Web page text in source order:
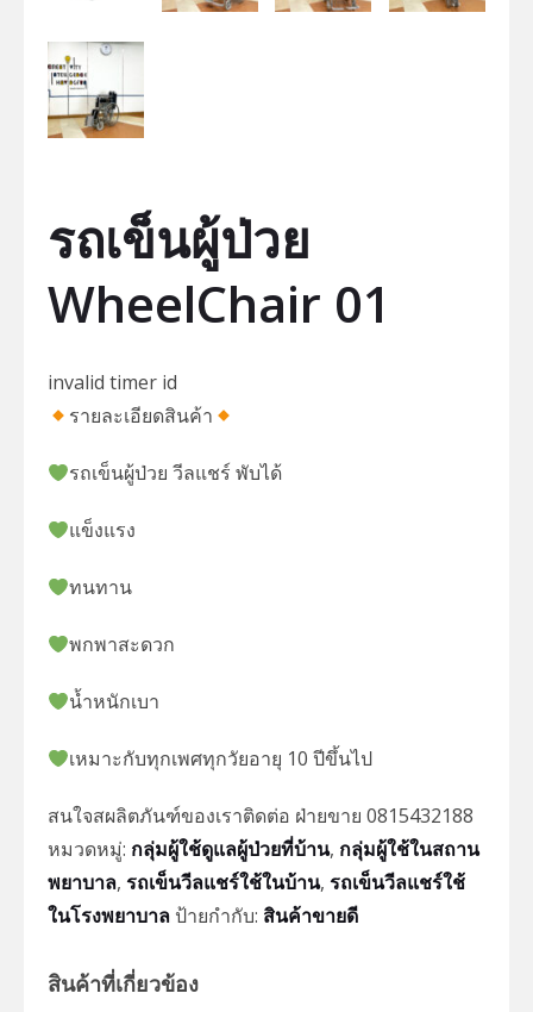
รถเข็นผู้ป่วย
WheelChair 01
invalid timer id
รายละเอียดสินค้า
รถเข็นผู้ป่วย วีลแชร์ พับได้
แข็งแรง
ทนทาน
พกพาสะดวก
น้ำหนักเบา
เหมาะกับทุกเพศทุกวัยอายุ 10 ปีขึ้นไป
สนใจสผลิตภันฑ์ของเราติดต่อ ฝ่ายขาย 0815432188
หมวดหมู่: กลุ่มผู้ใช้ดูแลผู้ป่วยที่บ้าน, กลุ่มผู้ใช้ในสถาน
พยาบาล, รถเข็นวีลแชร์ใช้ในบ้าน, รถเข็นวีลแชร์ใช้
ในโรงพยาบาลป้ายกำกับ: สินค้าขายดี
สินค้าที่เกี่ยวข้อง